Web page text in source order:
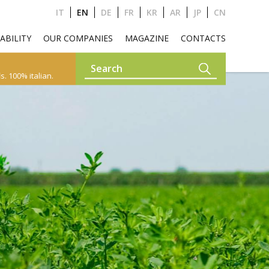
IT EN DE FR KR AR JP CN
OUR COMPANIES MAGAZINE CONTACTS
CAMELIDS PETS
100% italian.
FEEDS GARDEN